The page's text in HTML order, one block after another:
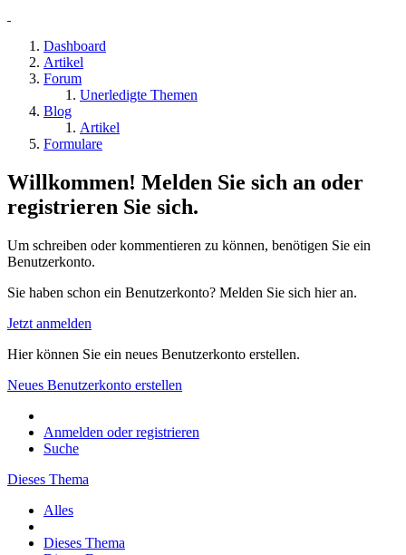
Dashboard
Artikel
Forum
Unerledigte Themen
Blog
Artikel
Formulare
Willkommen! Melden Sie sich an oder
registrieren Sie sich.
Um schreiben oder kommentieren zu können, benötigen Sie ein
Benutzerkonto.
Sie haben schon ein Benutzerkonto? Melden Sie sich hier an.
Jetzt anmelden
Hier können Sie ein neues Benutzerkonto erstellen.
Neues Benutzerkonto erstellen
Anmelden oder registrieren
Suche
Dieses Thema
Alles
Dieses Thema